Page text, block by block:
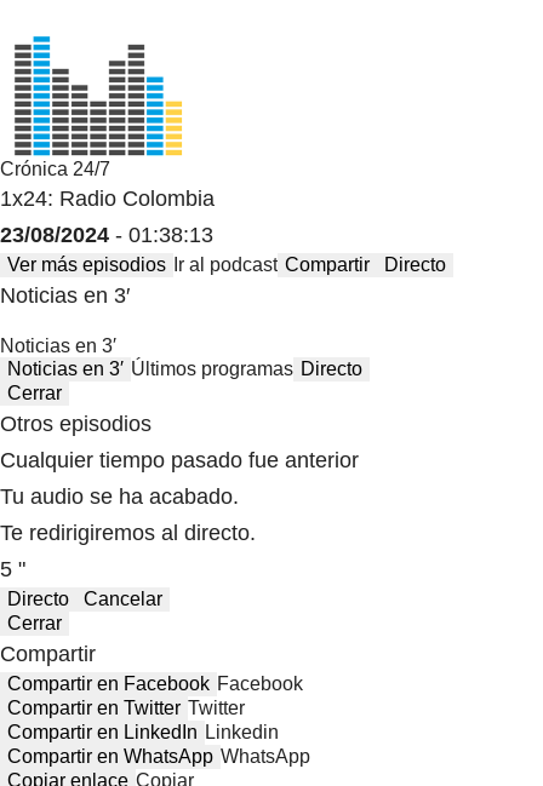
Crónica 24/7
1x24: Radio Colombia
23/08/2024 - 01:38:13
Ver más episodios Ir al podcast Compartir Directo
Noticias en 3′
Noticias en 3′
Noticias en 3′ Últimos programas Directo
Cerrar
Otros episodios
Cualquier tiempo pasado fue anterior
Tu audio se ha acabado.
Te redirigiremos al directo.
5 "
Directo
Cancelar
Cerrar
Compartir
Compartir en Facebook Facebook
Compartir en Twitter Twitter
Compartir en LinkedIn Linkedin
Compartir en WhatsApp WhatsApp
Copiar enlace Copiar